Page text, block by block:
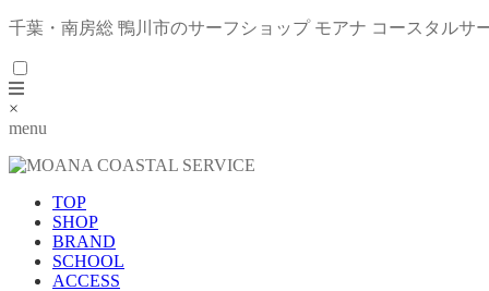
千葉・南房総 鴨川市のサーフショップ モアナ コースタルサ
×
menu
TOP
SHOP
BRAND
SCHOOL
ACCESS